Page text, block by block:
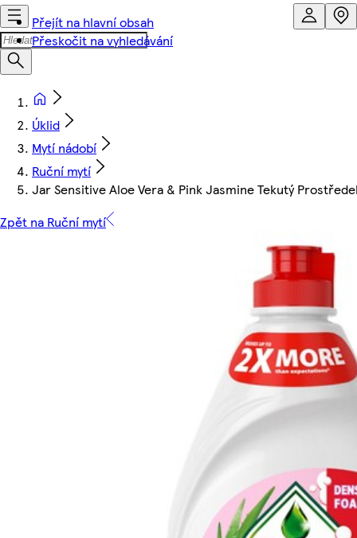
Přejít na hlavní obsah
Přeskočit na vyhledávání
Úklid
Mytí nádobí
Ruční mytí
Jar Sensitive Aloe Vera & Pink Jasmine Tekutý
Zpět na Ruční mytí